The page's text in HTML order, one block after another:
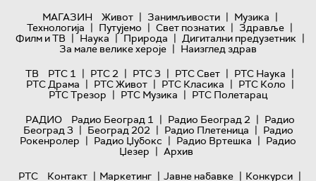
МАГАЗИН
Живот | Занимљивости | Музика |
Технологијa | Путујемо | Свет познатих | Здравље |
Филм и ТВ | Наука | Природа | Дигитални предузетник |
За мале велике хероје | Наизглед здрав
ТВ
РТС 1 | РТС 2 | РТС 3 | РТС Свет | РТС Наука |
РТС Драма | РТС Живот | РТС Класика | РТС Коло |
РТС Трезор | РТС Музика | РТС Полетарац
РАДИО
Радио Београд 1 | Радио Београд 2 | Радио
Београд 3 | Београд 202 | Радио Плетеница | Радио
Рокенролер | Радио Џубокс | Радио Вртешка | Радио
Џезер | Архив
РТС
Контакт | Маркетинг | Јавне набавке | Конкурси |